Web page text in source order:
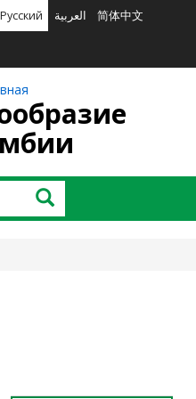
Русский العربية 简体中文
Поиск